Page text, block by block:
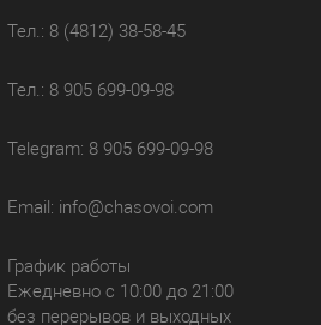
Тел.: 8 (4812) 38-58-45
Тел.: 8 905 699-09-98
Telegram: 8 905 699-09-98
Email: info@chasovoi.com
График работы
Ежедневно с 10:00 до 21:00
без перерывов и выходных